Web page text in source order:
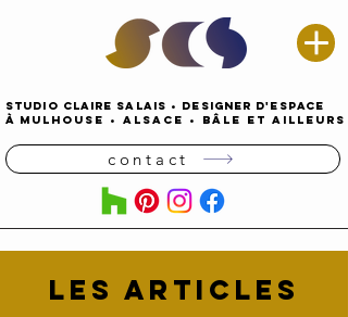
STUDIO CLAIRE SALAIS • DESIGNER D'espace
À MULHOUSE • alsace • Bâle ET AILLEURS
contact
LES ARTICLES